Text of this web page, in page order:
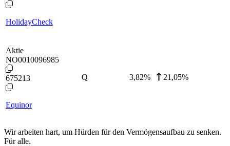
HolidayCheck
Aktie
NO0010096985
675213
Equinor
Q 3,82% 21,05%
Wir arbeiten hart, um Hürden für den Vermögensaufbau zu senken.
Für alle.